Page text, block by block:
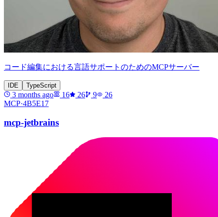
コード編集における言語サポートのためのMCPサーバー
IDE TypeScript
3 months ago 16 26 9
26
MCP·4B5E17
mcp-jetbrains